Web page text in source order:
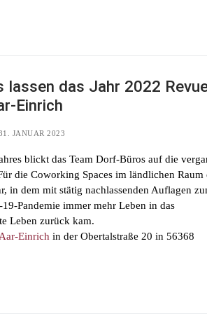
lassen das Jahr 2022
Einrich
JANUAR 2023
blickt das Team Dorf-Büros auf die
die Coworking Spaces im ländlichen Raum
in dem mit stätig nachlassenden Auflagen
Pandemie immer mehr Leben in das
Leben zurück kam.
Einrich in der Obertalstraße 20 in 56368